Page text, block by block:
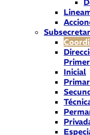
Inicial